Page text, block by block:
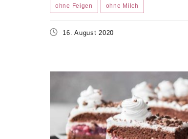
ohne Feigen ohne Milch
16. August 2020